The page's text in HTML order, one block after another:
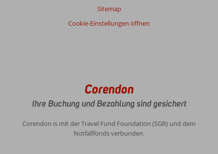
Sitemap
Cookie-Einstellungen öffnen
Corendon
Ihre Buchung und Bezahlung sind gesichert
Corendon is mit der Travel Fund Foundation (SGR) und dem
Notfallfonds verbunden.